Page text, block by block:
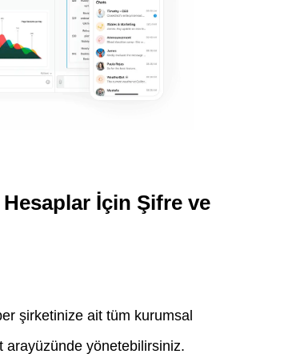
İçin Şifre ve
şirketinize ait tüm kurumsal
arayüzünde yönetebilirsiniz.